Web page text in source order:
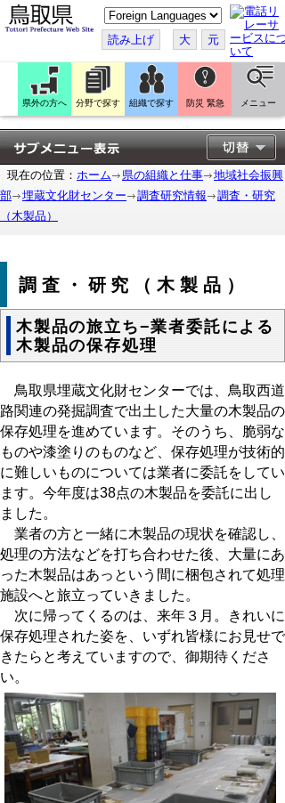
こ
の
ペ
ー
ジ
翻
訳
す
る
読み上げ 大 元
県外の方へ 分野で探す 組織で探す 防災 緊急 メニュー
現在の位置： ホーム 県の組織と仕事
地域社会振興
部
埋蔵文化財センター 調査研究情報
調査・研究
（木製品）
調査・研究（木製品）
木製品の旅立ち−業者委託による
木製品の保存処理
鳥取県埋蔵文化財センターでは、鳥取西道
路関連の発掘調査で出土した大量の木製品の
保存処理を進めています。そのうち、脆弱な
ものや漆塗りのものなど、保存処理が技術的
に難しいものについては業者に委託をしてい
ます。今年度は38点の木製品を委託に出し
ました。
業者の方と一緒に木製品の現状を確認し、
処理の方法などを打ち合わせた後、大量にあ
った木製品はあっという間に梱包されて処理
施設へと旅立っていきました。
次に帰ってくるのは、来年３月。きれいに
保存処理された姿を、いずれ皆様にお見せで
きたらと考えていますので、御期待くださ
い。